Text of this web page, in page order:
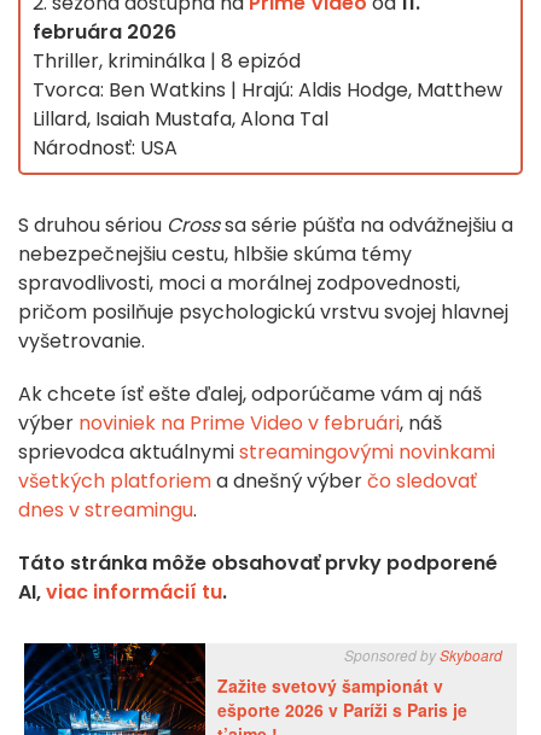
februára 2026
Thriller, kriminálka | 8 epizód
Tvorca: Ben Watkins | Hrajú: Aldis Hodge, Matthew
Lillard, Isaiah Mustafa, Alona Tal
Národnosť: USA
S druhou sériou Crosssa série púšťa na odvážnejšiu a
nebezpečnejšiu cestu, hlbšie skúma témy
spravodlivosti, moci a morálnej zodpovednosti,
pričom posilňuje psychologickú vrstvu svojej hlavnej
vyšetrovanie.
Ak chcete ísť ešte ďalej, odporúčame vám aj náš
výber noviniek na Prime Video v februári, náš
sprievodca aktuálnymistreamingovými novinkami
všetkých platforiema dnešný výberčo sledovať
dnes v streamingu.
Táto stránka môže obsahovať prvky podporené
AI,viac informácií tu.